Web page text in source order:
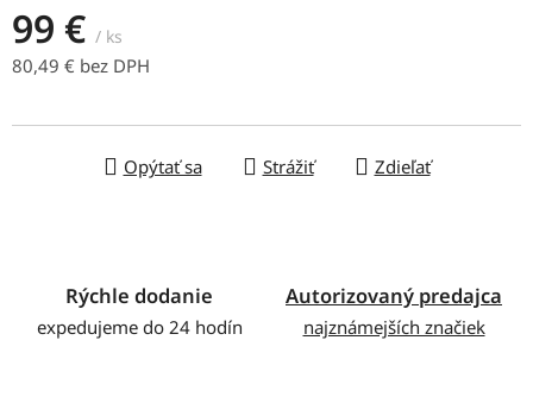
99 € / ks
80,49 € bez DPH
Opýtať sa Strážiť Zdieľať
Rýchle dodanie
expedujeme do 24 hodín
Autorizovaný predajca
najznámejších značiek